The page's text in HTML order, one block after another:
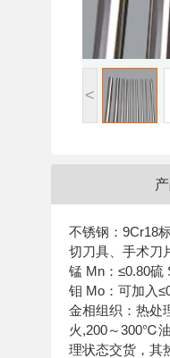
<
不锈钢：9Cr18
切刀具、手术刀
锰 Mn：≤0.80硫
钼 Mo：可加入
金相组织：热处
火,200～300℃
理状态交货，其